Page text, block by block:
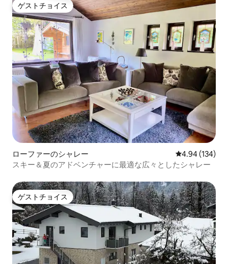
ゲストチョイス
ゲストチョイス
ローファーのシャレー レビュー134
4.94 (134)
スキー＆夏のアドベンチャーに最適な広々としたシャレー
ゲストチョイス
ゲストチョイス